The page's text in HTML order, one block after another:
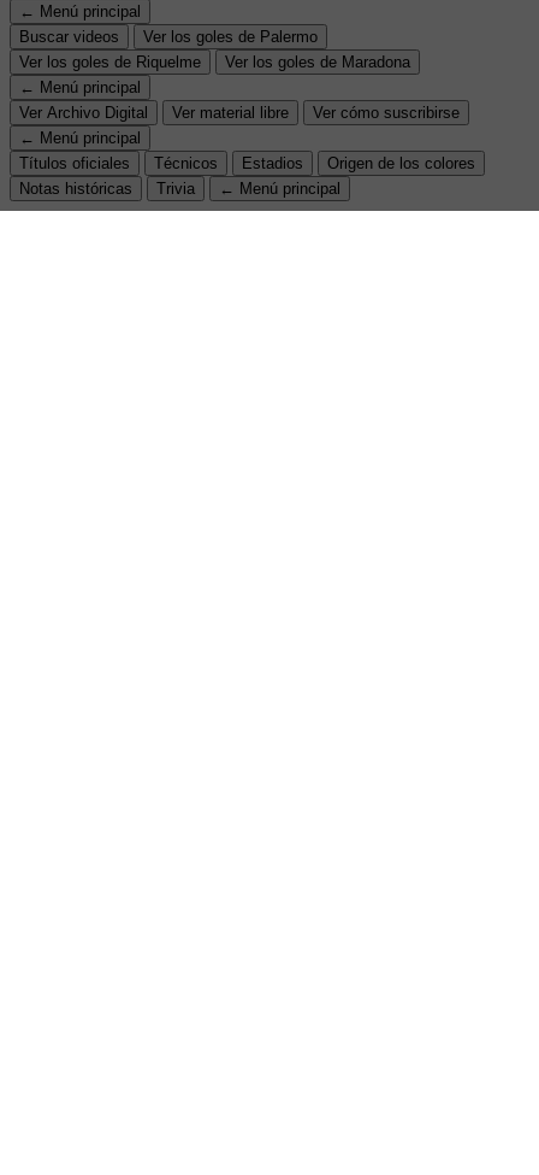
← Menú principal
Buscar videos
Ver los goles de Palermo
Ver los goles de Riquelme
Ver los goles de Maradona
← Menú principal
Ver Archivo Digital
Ver material libre
Ver cómo suscribirse
← Menú principal
Títulos oficiales
Técnicos Estadios
Origen de los colores
Notas históricas
Trivia ← Menú principal